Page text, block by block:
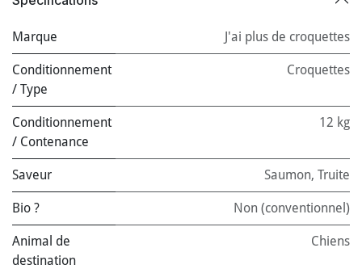
Marque J'ai plus de croquettes
Conditionnement
/ Type
Croquettes
Conditionnement
/ Contenance
12 kg
Saveur Saumon, Truite
Bio ? Non (conventionnel)
Animal de
destination
Chiens